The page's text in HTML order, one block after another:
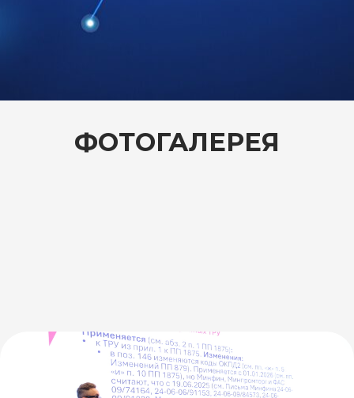
ФОТОГАЛЕРЕЯ